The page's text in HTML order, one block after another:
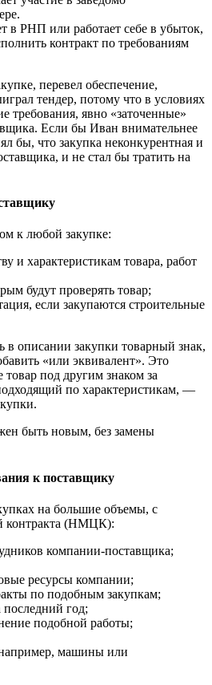
в РНП или работает себе в убыток,
контракт по требованиям
перевел обеспечение,
тендер, потому что в условиях
требования, явно «заточенные»
Если бы Иван внимательнее
бы, что закупка неконкурентная и
и не стал бы тратить на
к любой закупке:
и характеристикам товара, работ
будут проверять товар;
если закупаются строительные
в описании закупки товарный знак,
«или эквивалент». Это
товар под другим знаком за
по характеристикам, —
быть новым, без замены
к поставщику
на большие объемы, с
контракта (НМЦК):
компании-поставщика;
ресурсы компании;
по подобным закупкам;
последний год;
подобной работы;
машины или